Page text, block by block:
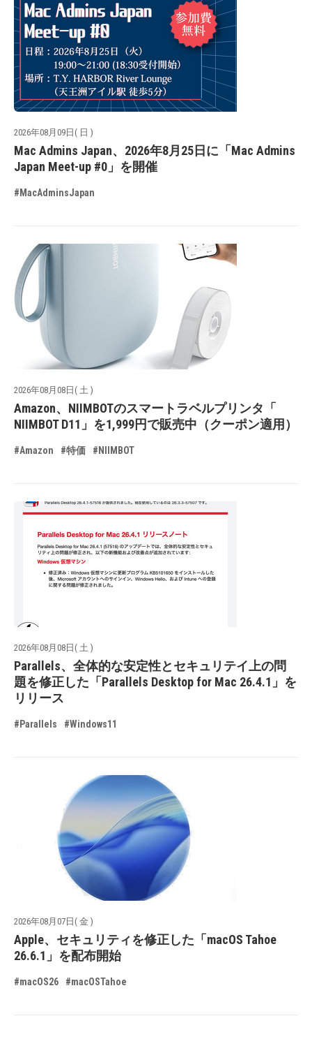
2026年08月09日( 日 )
Mac Admins Japan、2026年8月25日に「Mac Admins
Japan Meet-up #0」を開催
#MacAdminsJapan
2026年08月08日( 土 )
Amazon、NIIMBOTのスマートラベルプリンタ「
NIIMBOT D11」を1,999円で販売中（クーポン適用）
#Amazon #特価 #NIIMBOT
2026年08月08日( 土 )
Parallels、全体的な安定性とセキュリテイ上の問
題を修正した「Parallels Desktop for Mac 26.4.1」を
リリース
#Parallels #Windows11
2026年08月07日( 金 )
Apple、セキュリティを修正した「macOS Tahoe
26.6.1」を配布開始
#macOS26 #macOSTahoe